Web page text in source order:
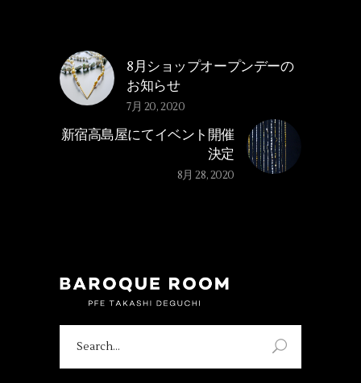
8月ショップオープンデーの
お知らせ
7月 20, 2020
新宿高島屋にてイベント開催
決定
8月 28, 2020